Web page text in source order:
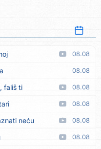
08.08
08.08
fališ ti 08.08
08.08
neću 08.08
08.08